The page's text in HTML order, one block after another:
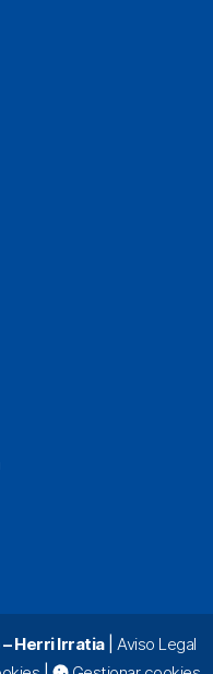
– Herri Irratia| Aviso Legal